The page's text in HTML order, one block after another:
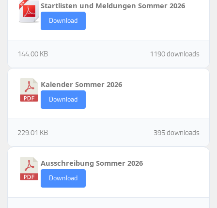
Startlisten und Meldungen Sommer 2026
Download
1190 downloads
144.00 KB
Kalender Sommer 2026
Download
395 downloads
229.01 KB
Ausschreibung Sommer 2026
Download